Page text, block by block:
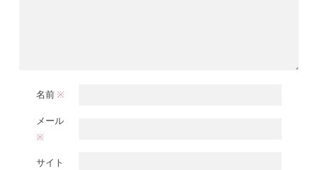
名前 ※
メール
※
サイト